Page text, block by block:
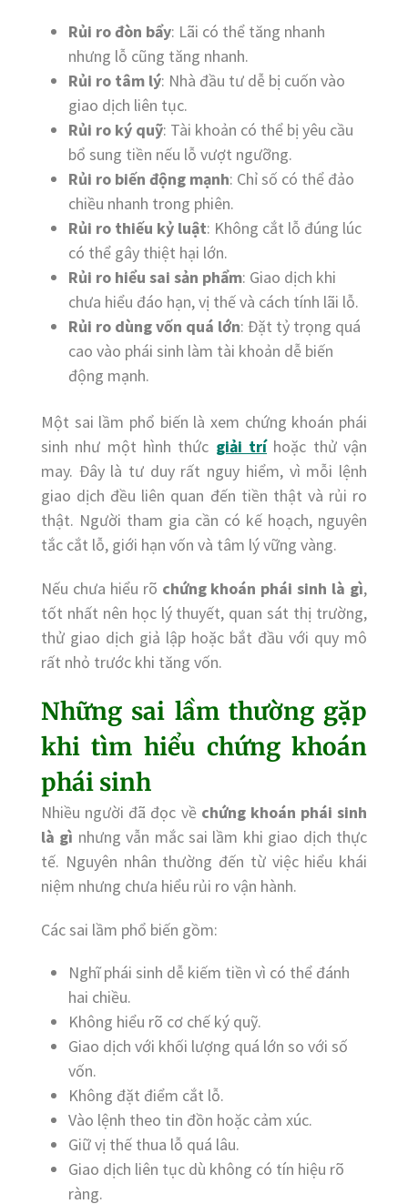
Rủi ro đòn bẩy: Lãi có thể tăng nhanh
nhưng lỗ cũng tăng nhanh.
Rủi ro tâm lý: Nhà đầu tư dễ bị cuốn vào
giao dịch liên tục.
Rủi ro ký quỹ: Tài khoản có thể bị yêu cầu
bổ sung tiền nếu lỗ vượt ngưỡng.
Rủi ro biến động mạnh: Chỉ số có thể đảo
chiều nhanh trong phiên.
Rủi ro thiếu kỷ luật: Không cắt lỗ đúng lúc
có thể gây thiệt hại lớn.
Rủi ro hiểu sai sản phẩm: Giao dịch khi
chưa hiểu đáo hạn, vị thế và cách tính lãi lỗ.
Rủi ro dùng vốn quá lớn: Đặt tỷ trọng quá
cao vào phái sinh làm tài khoản dễ biến
động mạnh.
Một sai lầm phổ biến là xem chứng khoán phái
sinh như một hình thức giải tríhoặc thử vận
may. Đây là tư duy rất nguy hiểm, vì mỗi lệnh
giao dịch đều liên quan đến tiền thật và rủi ro
thật. Người tham gia cần có kế hoạch, nguyên
tắc cắt lỗ, giới hạn vốn và tâm lý vững vàng.
Nếu chưa hiểu rõ chứng khoán phái sinh là gì,
tốt nhất nên học lý thuyết, quan sát thị trường,
thử giao dịch giả lập hoặc bắt đầu với quy mô
rất nhỏ trước khi tăng vốn.
Những sai lầm thường gặp
khi tìm hiểu chứng khoán
phái sinh
Nhiều người đã đọc về chứng khoán phái sinh
là gì nhưng vẫn mắc sai lầm khi giao dịch thực
tế. Nguyên nhân thường đến từ việc hiểu khái
niệm nhưng chưa hiểu rủi ro vận hành.
Các sai lầm phổ biến gồm:
Nghĩ phái sinh dễ kiếm tiền vì có thể đánh
hai chiều.
Không hiểu rõ cơ chế ký quỹ.
Giao dịch với khối lượng quá lớn so với số
vốn.
Không đặt điểm cắt lỗ.
Vào lệnh theo tin đồn hoặc cảm xúc.
Giữ vị thế thua lỗ quá lâu.
Giao dịch liên tục dù không có tín hiệu rõ
ràng.